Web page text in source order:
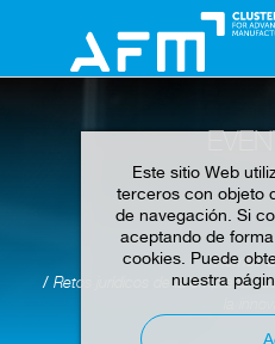
Este sitio Web
terceros con objeto
de navegación. Si
aceptando de
cookies. Puede
nuestra
Home
Retos jurídicos de la empresa: